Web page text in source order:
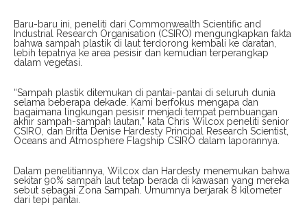
Baru-baru ini, peneliti dari Commonwealth Scientific and
Industrial Research Organisation (CSIRO) mengungkapkan fakta
bahwa sampah plastik di laut terdorong kembali ke daratan,
lebih tepatnya ke area pesisir dan kemudian terperangkap
dalam vegetasi.
“Sampah plastik ditemukan di pantai-pantai di seluruh dunia
selama beberapa dekade. Kami berfokus mengapa dan
bagaimana lingkungan pesisir menjadi tempat pembuangan
akhir sampah-sampah lautan,” kata Chris Wilcox peneliti senior
CSIRO, dan Britta Denise Hardesty Principal Research Scientist,
Oceans and Atmosphere Flagship CSIRO dalam laporannya.
Dalam penelitiannya, Wilcox dan Hardesty menemukan bahwa
sekitar 90% sampah laut tetap berada di kawasan yang mereka
sebut sebagai Zona Sampah. Umumnya berjarak 8 kilometer
dari tepi pantai.